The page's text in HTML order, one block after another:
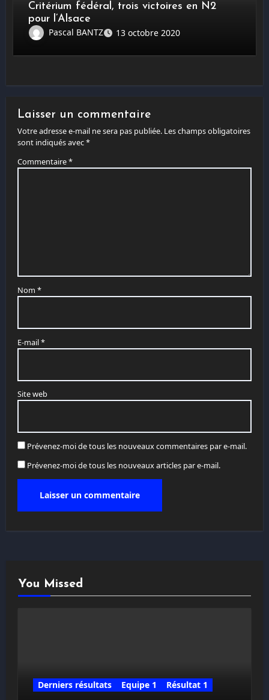
Critérium fédéral, trois victoires en N2
pour l’Alsace
Pascal BANTZ
13 octobre 2020
Laisser un commentaire
Votre adresse e-mail ne sera pas publiée. Les champs obligatoires
sont indiqués avec*
Commentaire*
Nom *
E-mail*
Site web
Prévenez-moi de tous les nouveaux commentaires par e-mail.
Prévenez-moi de tous les nouveaux articles par e-mail.
You Missed
Derniers résultats Equipe 1
Résultat 1